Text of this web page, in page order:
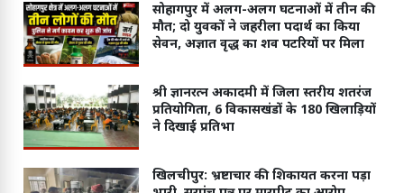
सोहागपुर में अलग-अलग घटनाओं में तीन की
मौत; दो युवकों ने जहरीला पदार्थ का किया
सेवन, अज्ञात वृद्ध का शव पटरियों पर मिला
श्री ज्ञानरत्न अकादमी में जिला स्तरीय शतरंज
प्रतियोगिता, 6 विकासखंडों के 180 खिलाड़ियों
ने दिखाई प्रतिभा
खिलचीपुर: भ्रष्टाचार की शिकायत करना पड़ा